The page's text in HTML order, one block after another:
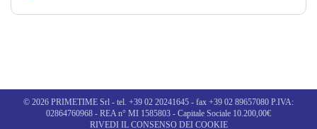
© 2026 PRIMETIME Srl - tel. +39 02 20241645 - fax +39 02 89657080 P.IVA:
02864760968 - REA n° MI 1585803 - Capitale Sociale 10.200,00€
RIVEDI IL CONSENSO DEI COOKIE